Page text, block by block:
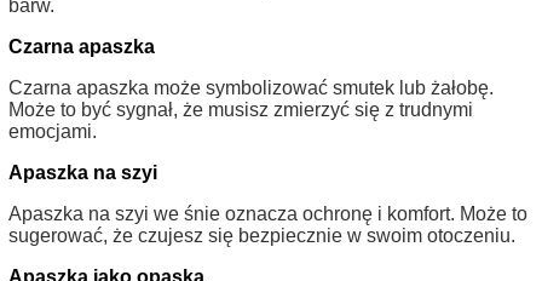
barw.
Czarna apaszka
Czarna apaszka może symbolizować smutek lub żałobę.
Może to być sygnał, że musisz zmierzyć się z trudnymi
emocjami.
Apaszka na szyi
Apaszka na szyi we śnie oznacza ochronę i komfort. Może to
sugerować, że czujesz się bezpiecznie w swoim otoczeniu.
Apaszka jako opaska